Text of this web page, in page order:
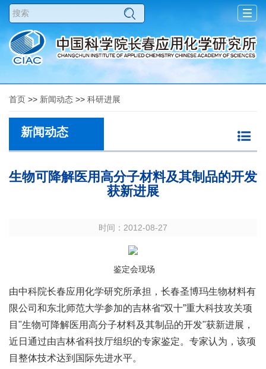
首页 >> 新闻动态 >> 科研进展
新闻动态
生物可降解医用高分子材料及其制品的开发
获新进展
时间：2012-08-27
鉴定会现场
由中科院长春应用化学研究所承担，长春圣博玛生物材料有
限公司和东北师范大学参加的吉林省“双十”重大科技攻关项
目"生物可降解医用高分子材料及其制品的开发"获新进展，
近日通过由吉林省科技厅组织的专家鉴定。专家认为，该项
目整体技术达到国际先进水平。